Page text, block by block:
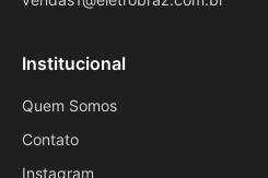
Institucional
Quem Somos
Contato
Instagram